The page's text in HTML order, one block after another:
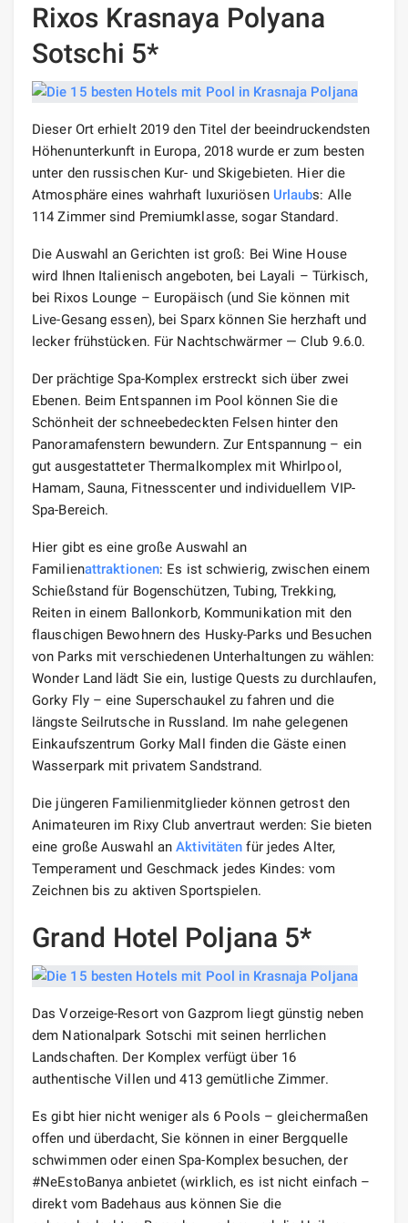
Rixos Krasnaya Polyana
Sotschi 5*
Dieser Ort erhielt 2019 den Titel der beeindruckendsten
Höhenunterkunft in Europa, 2018 wurde er zum besten
unter den russischen Kur- und Skigebieten. Hier die
Atmosphäre eines wahrhaft luxuriösen Urlaubs: Alle
114 Zimmer sind Premiumklasse, sogar Standard.
Die Auswahl an Gerichten ist groß: Bei Wine House
wird Ihnen Italienisch angeboten, bei Layali – Türkisch,
bei Rixos Lounge – Europäisch (und Sie können mit
Live-Gesang essen), bei Sparx können Sie herzhaft und
lecker frühstücken. Für Nachtschwärmer — Club 9.6.0.
Der prächtige Spa-Komplex erstreckt sich über zwei
Ebenen. Beim Entspannen im Pool können Sie die
Schönheit der schneebedeckten Felsen hinter den
Panoramafenstern bewundern. Zur Entspannung – ein
gut ausgestatteter Thermalkomplex mit Whirlpool,
Hamam, Sauna, Fitnesscenter und individuellem VIP-
Spa-Bereich.
Hier gibt es eine große Auswahl an
Familienattraktionen: Es ist schwierig, zwischen einem
Schießstand für Bogenschützen, Tubing, Trekking,
Reiten in einem Ballonkorb, Kommunikation mit den
flauschigen Bewohnern des Husky-Parks und Besuchen
von Parks mit verschiedenen Unterhaltungen zu wählen:
Wonder Land lädt Sie ein, lustige Quests zu durchlaufen,
Gorky Fly – eine Superschaukel zu fahren und die
längste Seilrutsche in Russland. Im nahe gelegenen
Einkaufszentrum Gorky Mall finden die Gäste einen
Wasserpark mit privatem Sandstrand.
Die jüngeren Familienmitglieder können getrost den
Animateuren im Rixy Club anvertraut werden: Sie bieten
eine große Auswahl anAktivitäten für jedes Alter,
Temperament und Geschmack jedes Kindes: vom
Zeichnen bis zu aktiven Sportspielen.
Grand Hotel Poljana 5*
Das Vorzeige-Resort von Gazprom liegt günstig neben
dem Nationalpark Sotschi mit seinen herrlichen
Landschaften. Der Komplex verfügt über 16
authentische Villen und 413 gemütliche Zimmer.
Es gibt hier nicht weniger als 6 Pools – gleichermaßen
offen und überdacht, Sie können in einer Bergquelle
schwimmen oder einen Spa-Komplex besuchen, der
#NeEstoBanya anbietet (wirklich, es ist nicht einfach –
direkt vom Badehaus aus können Sie die